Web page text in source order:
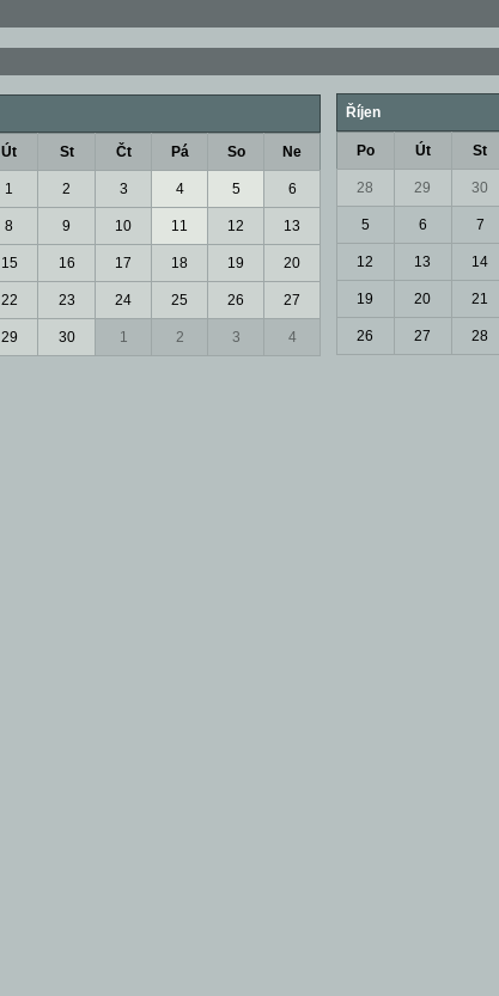
Út St Čt Pá So Ne
1 2 3 4 5 6
8 9 10 11 12 13
15 16 17 18 19 20
22 23 24 25 26 27
29 30 1 2 3 4
Říjen
Po Út St
28 29 30
5 6 7
12 13 14
19 20 21
26 27 28